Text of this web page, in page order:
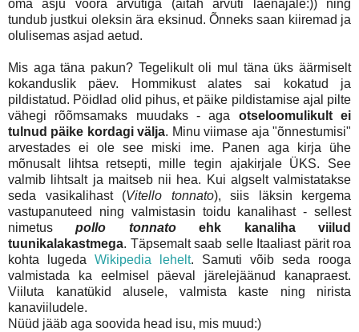
oma asju võõra arvutiga (aitäh arvuti laenajale:)) ning
tundub justkui oleksin ära eksinud. Õnneks saan kiiremad ja
olulisemas asjad aetud.
Mis aga täna pakun? Tegelikult oli mul täna üks äärmiselt
kokanduslik päev. Hommikust alates sai kokatud ja
pildistatud. Pöidlad olid pihus, et päike pildistamise ajal pilte
vähegi rõõmsamaks muudaks - aga otseloomulikult ei
tulnud päike kordagi välja. Minu viimase aja "õnnestumisi"
arvestades ei ole see miski ime. Panen aga kirja ühe
mõnusalt lihtsa retsepti, mille tegin ajakirjale ÜKS. See
valmib lihtsalt ja maitseb nii hea. Kui algselt valmistatakse
seda vasikalihast (Vitello tonnato), siis läksin kergema
vastupanuteed ning valmistasin toidu kanalihast - sellest
nimetuspollo tonnatoehk kanaliha viilud
tuunikalakastmega. Täpsemalt saab selle Itaaliast pärit roa
kohta lugeda Wikipedia lehelt. Samuti võib seda rooga
valmistada ka eelmisel päeval järelejäänud kanapraest.
Viiluta kanatükid alusele, valmista kaste ning nirista
kanaviiludele.
Nüüd jääb aga soovida head isu, mis muud:)